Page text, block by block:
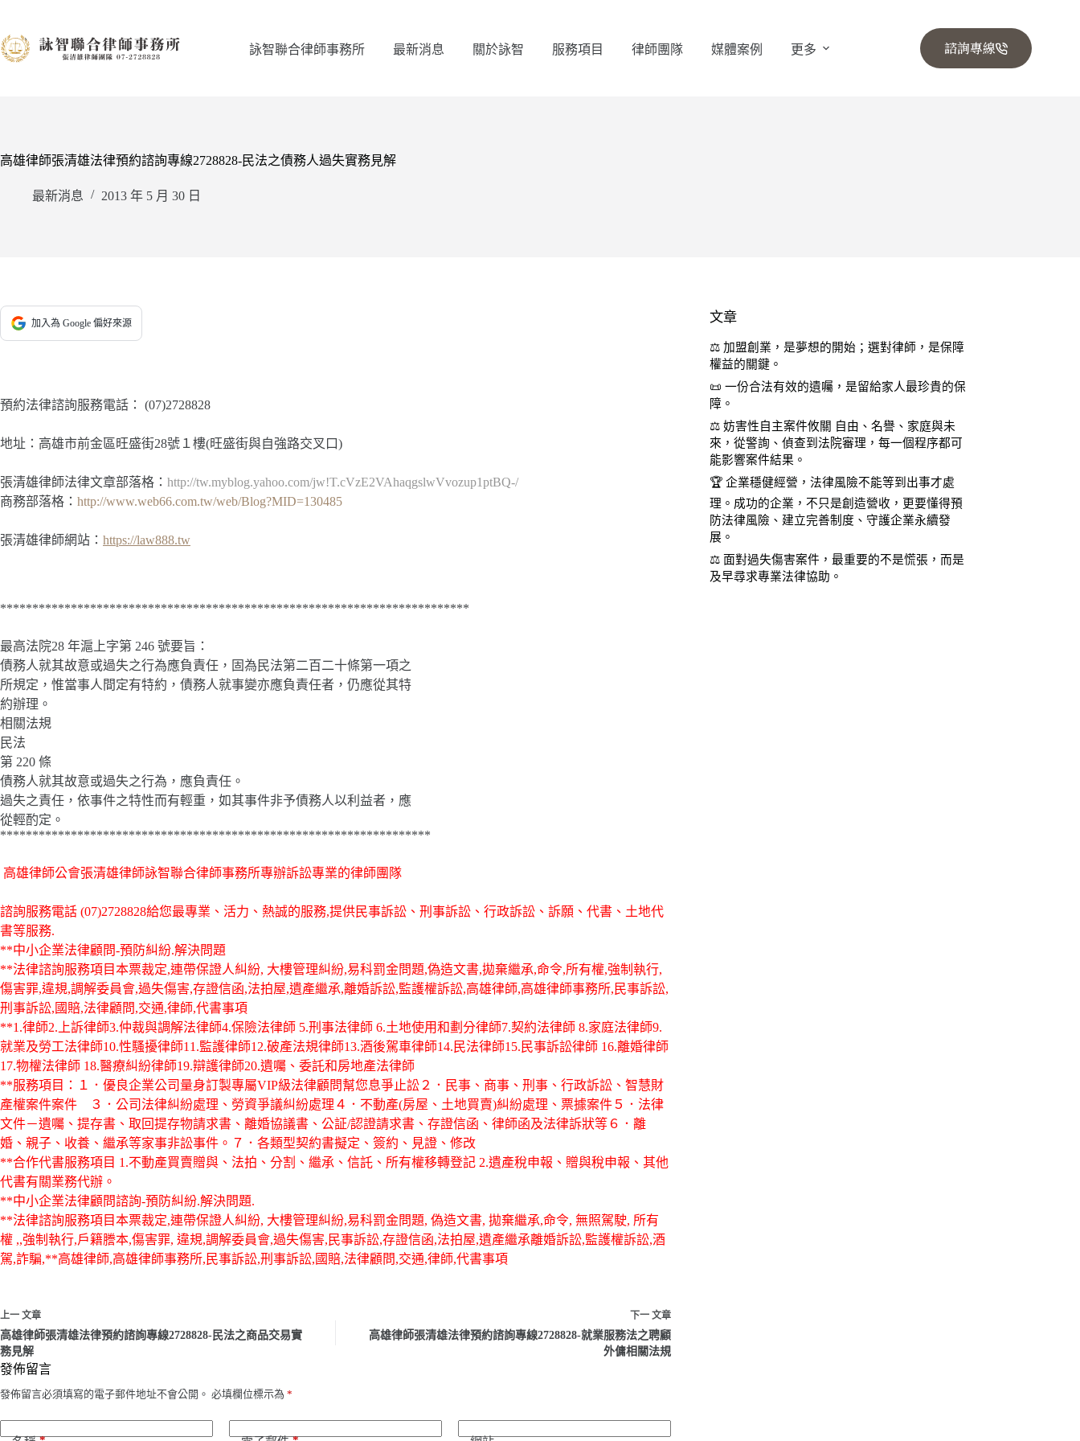
主
詠智聯合律師事務所 最新消息 關於詠智 服務項目 律師團隊 媒體案例 更多 諮詢專線
高雄律師張清雄法律預約諮詢專線2728828-民法之債務人過失實務見解
最新消息 2013 年 5 月 30 日
加入為 Google 偏好來源
預約法律諮詢服務電話： (07)2728828
地址：高雄市前金區旺盛街28號１樓(旺盛街與自強路交叉口)
張清雄律師法律文章部落格： http://tw.myblog.yahoo.com/jw!T.cVzE2VAhaqgslwVvozup1ptBQ-/
商務部落格： http://www.web66.com.tw/web/Blog?MID=130485
張清雄律師網站： https://law888.tw
*************************************************************************
最高法院28 年滬上字第 246 號要旨：
債務人就其故意或過失之行為應負責任，固為民法第二百二十條第一項之
所規定，惟當事人間定有特約，債務人就事變亦應負責任者，仍應從其特
約辦理。
相關法規
民法
第 220 條
債務人就其故意或過失之行為，應負責任。
過失之責任，依事件之特性而有輕重，如其事件非予債務人以利益者，應
從輕酌定。
*******************************************************************
高雄律師公會張清雄律師詠智聯合律師事務所專辦訴訟專業的律師團隊
諮詢服務電話 (07)2728828給您最專業、活力、熱誠的服務,提供民事訴訟、刑事訴訟、行政訴訟、訴願、代書、土地代
書等服務.
**中小企業法律顧問-預防糾紛.解決問題
**法律諮詢服務項目本票裁定,連帶保證人糾紛, 大樓管理糾紛,易科罰金問題,偽造文書,拋棄繼承,命令,所有權,強制執行,
傷害罪,違規,調解委員會,過失傷害,存證信函,法拍屋,遺產繼承,離婚訴訟,監護權訴訟,高雄律師,高雄律師事務所,民事訴訟,
刑事訴訟,國賠,法律顧問,交通,律師,代書事項
**1.律師2.上訴律師3.仲裁與調解法律師4.保險法律師 5.刑事法律師 6.土地使用和劃分律師7.契約法律師 8.家庭法律師9.
就業及勞工法律師10.性騷擾律師11.監護律師12.破產法規律師13.酒後駕車律師14.民法律師15.民事訴訟律師 16.離婚律師
17.物權法律師 18.醫療糾紛律師19.辯護律師20.遺囑、委託和房地產法律師
**服務項目：１．優良企業公司量身訂製專屬VIP級法律顧問幫您息爭止訟２．民事、商事、刑事、行政訴訟、智慧財
產權案件案件 ３．公司法律糾紛處理、勞資爭議糾紛處理４．不動產(房屋、土地買賣)糾紛處理、票據案件５．法律
文件－遺囑、提存書、取回提存物請求書、離婚協議書、公証/認證請求書、存證信函、律師函及法律訴狀等６．離
婚、親子、收養、繼承等家事非訟事件。７．各類型契約書擬定、簽約、見證、修改
**合作代書服務項目 1.不動產買賣贈與、法拍、分割、繼承、信託、所有權移轉登記 2.遺產稅申報、贈與稅申報、其他
代書有關業務代辦。
**中小企業法律顧問諮詢-預防糾紛.解決問題.
**法律諮詢服務項目本票裁定,連帶保證人糾紛, 大樓管理糾紛,易科罰金問題, 偽造文書, 拋棄繼承,命令, 無照駕駛, 所有
權 ,,強制執行,戶籍謄本,傷害罪, 違規,調解委員會,過失傷害,民事訴訟,存證信函,法拍屋,遺產繼承離婚訴訟,監護權訴訟,酒
駕,詐騙,**高雄律師,高雄律師事務所,民事訴訟,刑事訴訟,國賠,法律顧問,交通,律師,代書事項
上一 文章
高雄律師張清雄法律預約諮詢專線2728828-民法之商品交易實
務見解
下一 文章
高雄律師張清雄法律預約諮詢專線2728828-就業服務法之聘顧
外傭相關法規
發佈留言
發佈留言必須填寫的電子郵件地址不會公開。 必填欄位標示為 *
文章
⚖️ 加盟創業，是夢想的開始；選對律師，是保障
權益的關鍵。
📜 一份合法有效的遺囑，是留給家人最珍貴的保
障。
⚖️ 妨害性自主案件攸關 自由、名譽、家庭與未
來，從警詢、偵查到法院審理，每一個程序都可
能影響案件結果。
🏆 企業穩健經營，法律風險不能等到出事才處
理。成功的企業，不只是創造營收，更要懂得預
防法律風險、建立完善制度、守護企業永續發
展。
⚖️ 面對過失傷害案件，最重要的不是慌張，而是
及早尋求專業法律協助。